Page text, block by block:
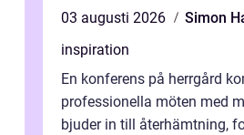
03 augusti 2026
Simon
inspiration
En konferens på herrgård
professionella möten med
bjuder in till återhämtning,